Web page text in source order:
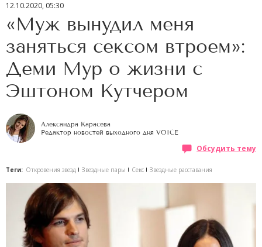
12.10.2020, 05:30
«Муж вынудил меня
заняться сексом втроем»:
Деми Мур о жизни с
Эштоном Кутчером
Александра Карасева
Редактор новостей выходного дня VOICE
Обсудить тему
Теги: Откровения звезд Звездные пары Секс Звездные расставания